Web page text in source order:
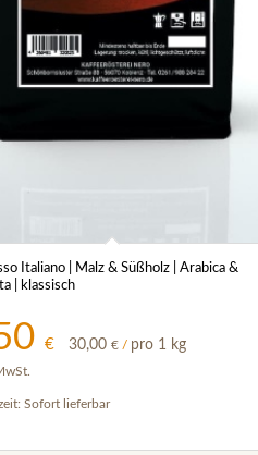
4.50
Italiano | Malz & Süßholz | Arabica &
| klassisch
€ 30,00 €/ pro 1 kg
Sofort lieferbar